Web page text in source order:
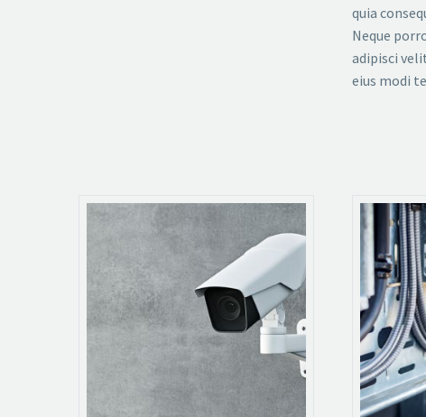
quia
Neque
adipisci
eius modi